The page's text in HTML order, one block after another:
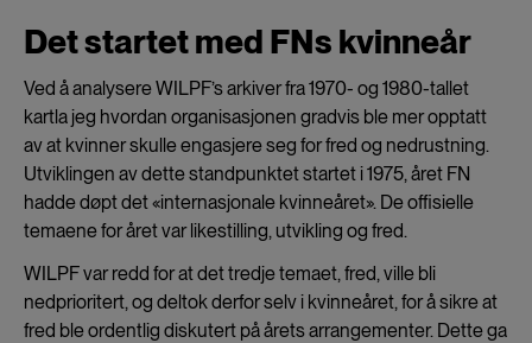
Det startet med FNs kvinneår
Ved å analysere WILPF’s arkiver fra 1970- og 1980-tallet
kartla jeg hvordan organisasjonen gradvis ble mer opptatt
av at kvinner skulle engasjere seg for fred og nedrustning.
Utviklingen av dette standpunktet startet i 1975, året FN
hadde døpt det «internasjonale kvinneåret». De offisielle
temaene for året var likestilling, utvikling og fred.
WILPF var redd for at det tredje temaet, fred, ville bli
nedprioritert, og deltok derfor selv i kvinneåret, for å sikre at
fred ble ordentlig diskutert på årets arrangementer. Dette ga